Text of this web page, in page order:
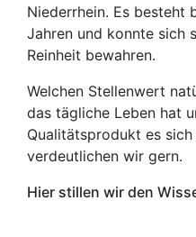
Niederrhein. Es besteht
Jahren und konnte sich
Reinheit bewahren.
Welchen Stellenwert
das tägliche Leben hat
Qualitätsprodukt es sich
verdeutlichen wir gern.
Hier stillen wir den